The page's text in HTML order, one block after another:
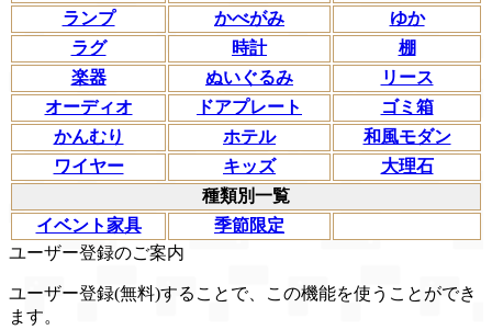
ランプ
かべがみ
ゆか
ラグ
時計
棚
楽器
ぬいぐるみ
リース
オーディオ
ドアプレート
ゴミ箱
かんむり
ホテル
和風モダン
ワイヤー
キッズ
大理石
種類別一覧
イベント家具
季節限定
ユーザー登録のご案内
ユーザー登録(無料)することで、この機能を使うことができ
ます。